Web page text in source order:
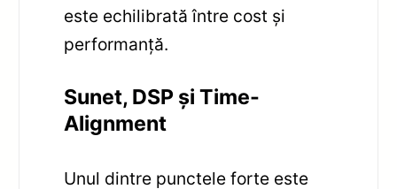
este echilibrată între cost și
performanță.
Sunet, DSP și Time-
Alignment
Unul dintre punctele forte este